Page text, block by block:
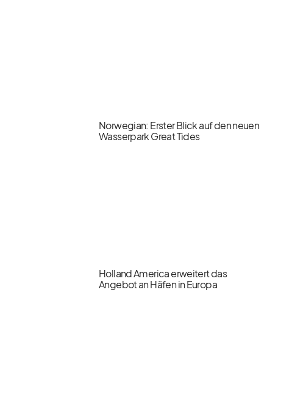
Norwegian: Erster Blick auf den neuen
Wasserpark Great Tides
Holland America erweitert das
Angebot an Häfen in Europa